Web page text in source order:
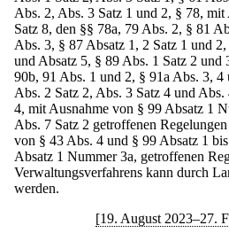
Abs. 2, Abs. 3 Satz 1 und 2, § 78, mit
Satz 8, den §§ 78a, 79 Abs. 2, § 81
Abs. 3, § 87 Absatz 1, 2 Satz 1 und
und Absatz 5, § 89 Abs. 1 Satz 2 und
90b, 91 Abs. 1 und 2, § 91a Abs. 3, 4
Abs. 2 Satz 2, Abs. 3 Satz 4 und
4, mit Ausnahme von § 99 Absatz 1
Abs. 7 Satz 2 getroffenen
von § 43 Abs. 4 und § 99 Absatz 1
Absatz 1 Nummer 3a, getroffenen
Verwaltungsverfahrens kann durch
werden.
[19. August 2023–27.